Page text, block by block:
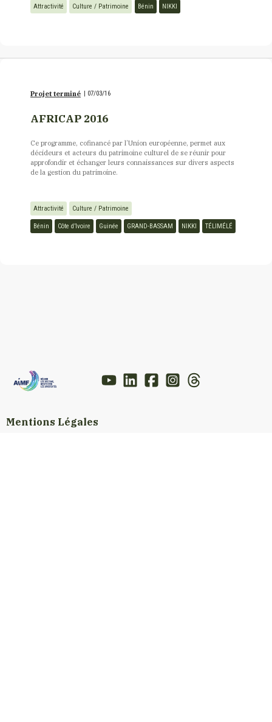
Attractivité Culture / Patrimoine Bénin NIKKI
Projet terminé | 07/03/16
AFRICAP 2016
Ce programme, cofinancé par l’Union européenne, permet aux
décideurs et acteurs du patrimoine culturel de se réunir pour
approfondir et échanger leurs connaissances sur divers aspects
de la gestion du patrimoine.
Attractivité Culture / Patrimoine
Bénin Côte d’Ivoire Guinée GRAND-BASSAM NIKKI TÉLIMÉLÉ
Mentions Légales